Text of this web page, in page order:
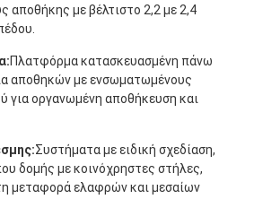
αποθήκης με βέλτιστο 2,2 με 2,4
Πλατφόρμα κατασκευασμένη πάνω
αποθηκών με ενσωματωμένους
για οργανωμένη αποθήκευση και
Συστήματα με ειδική σχεδίαση,
δομής με κοινόχρηστες στήλες,
μεταφορά ελαφρών και μεσαίων